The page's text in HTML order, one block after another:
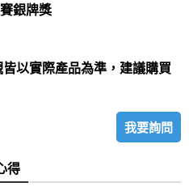
銀牌獎
以實際產品為準，建議購買
我要詢問
得